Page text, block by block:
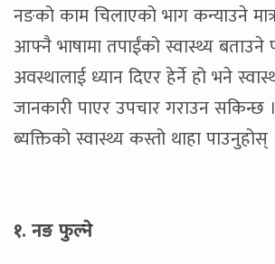
नङको काम चिलाएको भाग कन्याउने
आफ्नै भाषामा तपाईंको स्वास्थ्य बताउने
अवस्थालाई ध्यान दिएर हेर्ने हो भने
जानकारी पाएर उपचार गराउन
ब्यक्तिको स्वास्थ्य कस्तो थाहा पाउनुहोस्
१. नङ फुल्ने